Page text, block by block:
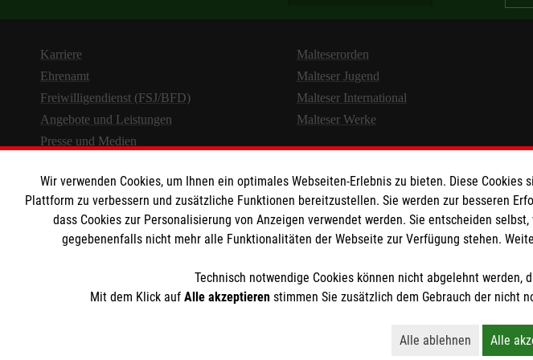
medizinische Maßnahmen durchzuführen. Sie übernehmen die Organisation des
Zusammengefasst übernehmen betriebliche Ersthelferinnen und Ersthelfer die
Ansprechpartner am Arbeitsplatz, während Mitarbeitende im betrieblichen
medizinischen Versorgung und im Notfallmanagement innehaben.
Karriere
Ehrenamt
Freiwilligendienst (FSJ/BFD)
Angebote und Leistungen
Presse und Medien
Malteserorden
Malteser Jugend
Malteser International
Malteser Werke
Wir verwenden Cookies, um Ihnen ein optimales Webseiten-Erlebnis zu bieten. Diese
Plattform zu verbessern und zusätzliche Funktionen bereitzustellen. Sie werden zur besseren
dass Cookies zur Personalisierung von Anzeigen verwendet werden. Sie entscheiden
gegebenenfalls nicht mehr alle Funktionalitäten der Webseite zur Verfügung stehen.
Technisch notwendige Cookies können nicht abgelehnt
Mit dem Klick auf Alle akzeptieren stimmen Sie zusätzlich dem Gebrauch der nicht
Alle ablehnen
Lehnt alle nicht-
Alle